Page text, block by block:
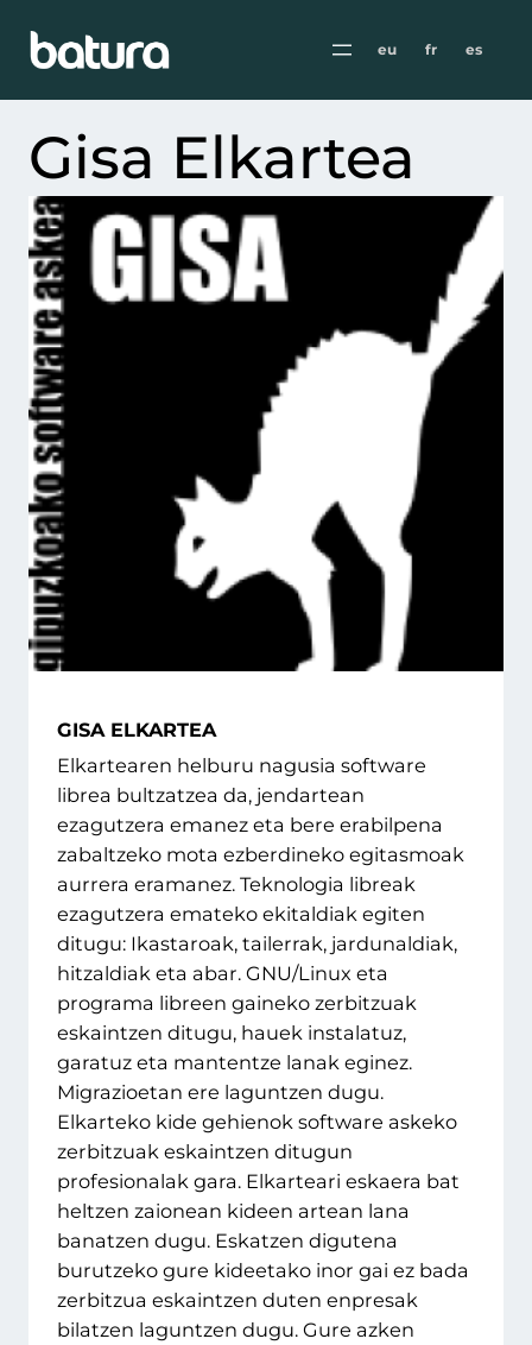
eu fr es
Gisa Elkartea
GISA ELKARTEA
Elkartearen helburu nagusia software
librea bultzatzea da, jendartean
ezagutzera emanez eta bere erabilpena
zabaltzeko mota ezberdineko egitasmoak
aurrera eramanez. Teknologia libreak
ezagutzera emateko ekitaldiak egiten
ditugu: Ikastaroak, tailerrak, jardunaldiak,
hitzaldiak eta abar. GNU/Linux eta
programa libreen gaineko zerbitzuak
eskaintzen ditugu, hauek instalatuz,
garatuz eta mantentze lanak eginez.
Migrazioetan ere laguntzen dugu.
Elkarteko kide gehienok software askeko
zerbitzuak eskaintzen ditugun
profesionalak gara. Elkarteari eskaera bat
heltzen zaionean kideen artean lana
banatzen dugu. Eskatzen digutena
burutzeko gure kideetako inor gai ez bada
zerbitzua eskaintzen duten enpresak
bilatzen laguntzen dugu. Gure azken